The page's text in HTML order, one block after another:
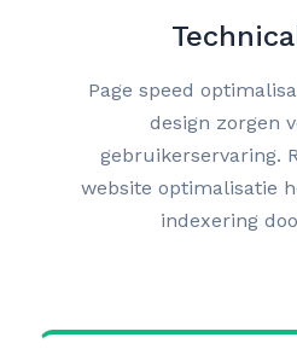
Page speed
design zorgen
gebruikerservaring.
website optimalisatie
indexering